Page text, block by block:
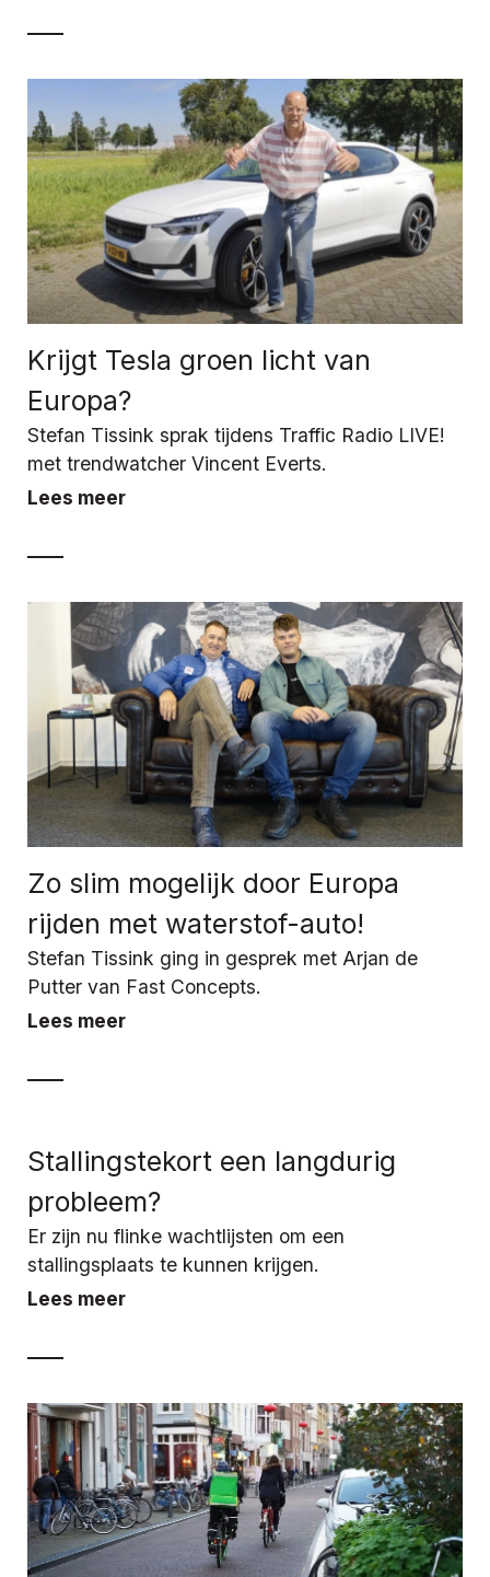
Krijgt Tesla groen licht van
Europa?
Stefan Tissink sprak tijdens Traffic Radio LIVE!
met trendwatcher Vincent Everts.
Lees meer
Zo slim mogelijk door Europa
rijden met waterstof-auto!
Stefan Tissink ging in gesprek met Arjan de
Putter van Fast Concepts.
Lees meer
Stallingstekort een langdurig
probleem?
Er zijn nu flinke wachtlijsten om een
stallingsplaats te kunnen krijgen.
Lees meer